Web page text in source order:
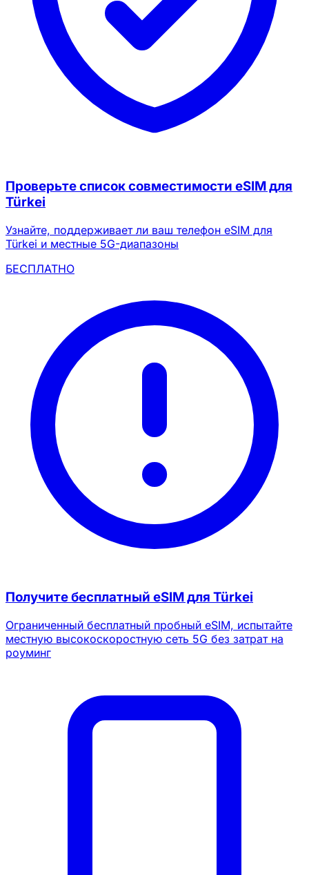
Проверьте список совместимости eSIM для
Türkei
Узнайте, поддерживает ли ваш телефон eSIM для
Türkei и местные 5G-диапазоны
БЕСПЛАТНО
Получите бесплатный eSIM для Türkei
Ограниченный бесплатный пробный eSIM, испытайте
местную высокоскоростную сеть 5G без затрат на
роуминг